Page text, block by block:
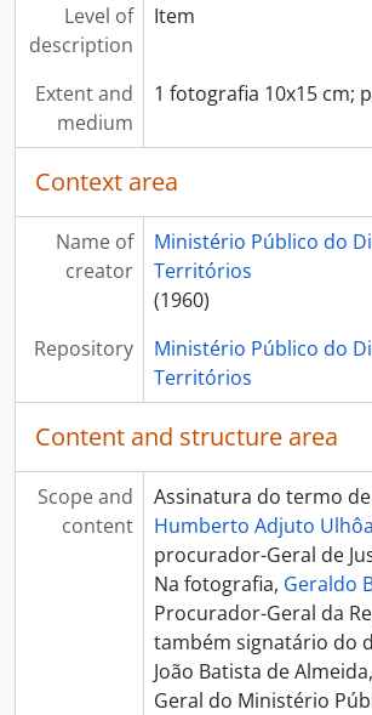
Level of
description
Item
Extent and
medium
1 fotografia 10x15 cm;
Context area
Name of
creator
Ministério Público do
Territórios
(1960)
Repository
Ministério Público do
Territórios
Content and structure area
Scope and
content
Assinatura do termo
Humberto Adjuto Ulhôa
procurador-Geral de
Na fotografia, Geraldo
Procurador-Geral da
também signatário do
João Batista de
Geral do Ministério